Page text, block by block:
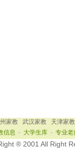
家教 武汉家教 天津家教
信息 - 大学生库 - 专业老
® 2001 All Right